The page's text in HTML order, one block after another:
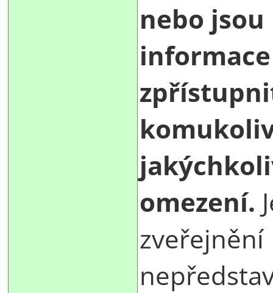
nebo jsou
informace
omezení.
zveřejnění